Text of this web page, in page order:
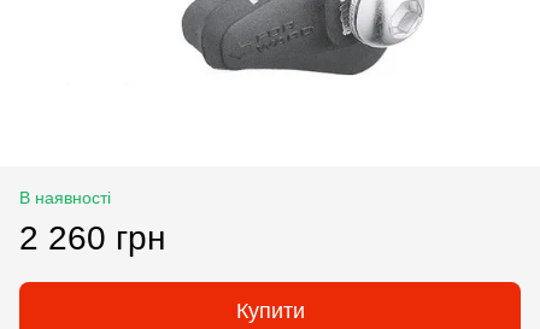
В наявності
2 260 грн
Купити